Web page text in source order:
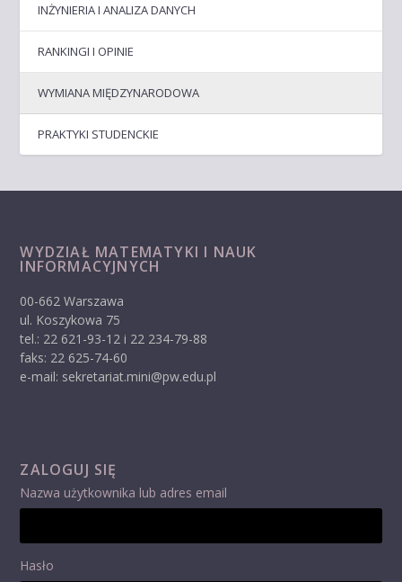
INŻYNIERIA I ANALIZA DANYCH
RANKINGI I OPINIE
WYMIANA MIĘDZYNARODOWA
PRAKTYKI STUDENCKIE
WYDZIAŁ MATEMATYKI I NAUK
INFORMACYJNYCH
00-662 Warszawa
ul. Koszykowa 75
tel.: 22 621-93-12 i 22 234-79-88
faks: 22 625-74-60
e-mail: sekretariat.mini@pw.edu.pl
ZALOGUJ SIĘ
Nazwa użytkownika lub adres email
Hasło